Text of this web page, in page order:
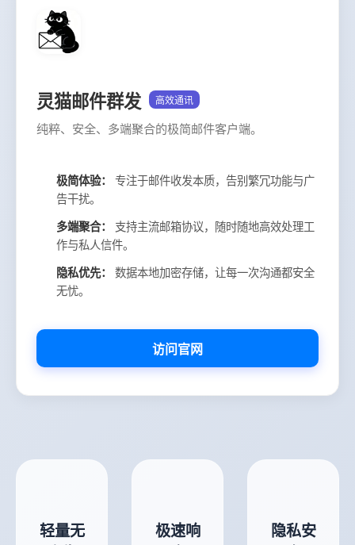
灵猫邮件群发 高效通讯
纯粹、安全、多端聚合的极简邮件客户端。
极简体验：
专注于邮件收发本质，告别繁冗功能与广
告干扰。
多端聚合：
支持主流邮箱协议，随时随地高效处理工
作与私人信件。
隐私优先：
数据本地加密存储，让每一次沟通都安全
无忧。
访问官网
轻量无
极速响
隐私安